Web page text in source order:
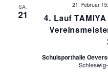
SA.
21
4. Lauf
21. Februar
Schulsporthalle